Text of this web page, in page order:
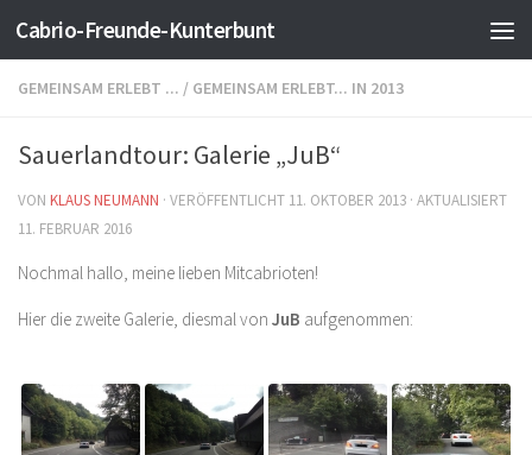
Zum Inhalt springen
Cabrio-Freunde-Kunterbunt
GEMEINSAM ERLEBT ... / GEMEINSAM ERLEBT... IN 2013
Sauerlandtour: Galerie „JuB“
VON KLAUS NEUMANN · VERÖFFENTLICHT 11. OKTOBER 2013 · AKTUALISIERT
11. FEBRUAR 2016
Nochmal hallo, meine lieben Mitcabrioten!
Hier die zweite Galerie, diesmal von JuB aufgenommen: